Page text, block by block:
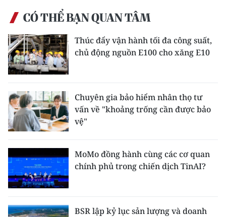
CÓ THỂ BẠN QUAN TÂM
Thúc đẩy vận hành tối đa công suất,
chủ động nguồn E100 cho xăng E10
Chuyên gia bảo hiểm nhân thọ tư
vấn về "khoảng trống cần được bảo
vệ"
MoMo đồng hành cùng các cơ quan
chính phủ trong chiến dịch TinAI?
BSR lập kỷ lục sản lượng và doanh